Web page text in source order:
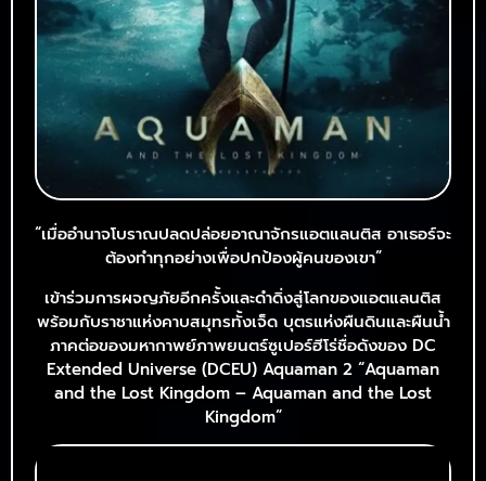
“เมื่ออำนาจโบราณปลดปล่อยอาณาจักรแอตแลนติส อาเธอร์จะ
ต้องทำทุกอย่างเพื่อปกป้องผู้คนของเขา”
เข้าร่วมการผจญภัยอีกครั้งและดำดิ่งสู่โลกของแอตแลนติส
พร้อมกับราชาแห่งคาบสมุทรทั้งเจ็ด บุตรแห่งผืนดินและผืนน้ำ
ภาคต่อของมหากาพย์ภาพยนตร์ซูเปอร์ฮีโร่ชื่อดังของ DC
Extended Universe (DCEU) Aquaman 2 “Aquaman
and the Lost Kingdom – Aquaman and the Lost
Kingdom”